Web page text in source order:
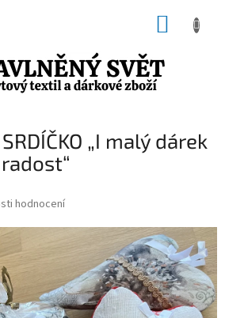
„I malý dárek
hodnocení